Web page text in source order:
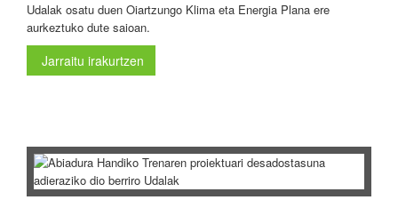
Udalak osatu duen Oiartzungo Klima eta Energia Plana ere
aurkeztuko dute saioan.
Jarraitu irakurtzen